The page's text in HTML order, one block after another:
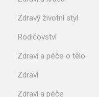
Zdravý životní styl
Rodičovství
Zdraví a péče o tělo
Zdraví
Zdraví a péče